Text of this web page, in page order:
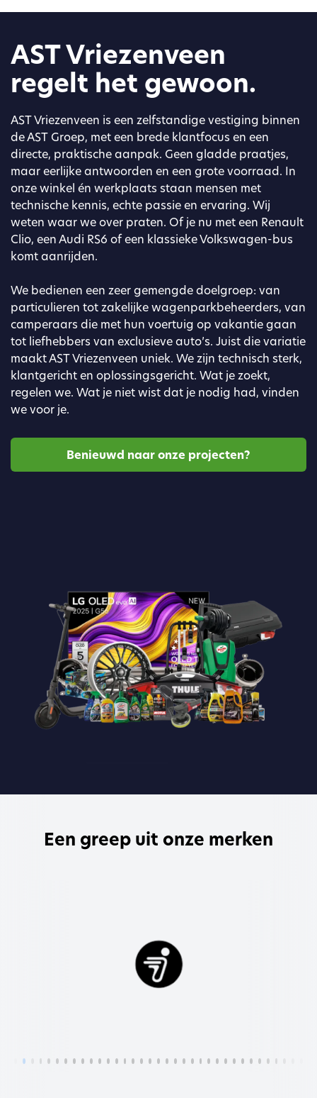
AST Vriezenveen
regelt het gewoon.
AST Vriezenveen is een zelfstandige vestiging binnen
de AST Groep, met een brede klantfocus en een
directe, praktische aanpak. Geen gladde praatjes,
maar eerlijke antwoorden en een grote voorraad. In
onze winkel én werkplaats staan mensen met
technische kennis, echte passie en ervaring. Wij
weten waar we over praten. Of je nu met een Renault
Clio, een Audi RS6 of een klassieke Volkswagen-bus
komt aanrijden.
We bedienen een zeer gemengde doelgroep: van
particulieren tot zakelijke wagenparkbeheerders, van
camperaars die met hun voertuig op vakantie gaan
tot liefhebbers van exclusieve auto’s. Juist die variatie
maakt AST Vriezenveen uniek. We zijn technisch sterk,
klantgericht en oplossingsgericht. Wat je zoekt,
regelen we. Wat je niet wist dat je nodig had, vinden
we voor je.
Benieuwd naar onze projecten?
Een greep uit onze merken